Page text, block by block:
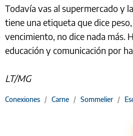
Todavía vas al supermercado y
tiene una etiqueta que dice
vencimiento, no dice nada más.
educación y comunicación por
LT/MG
Conexiones / Carne / Sommelier /